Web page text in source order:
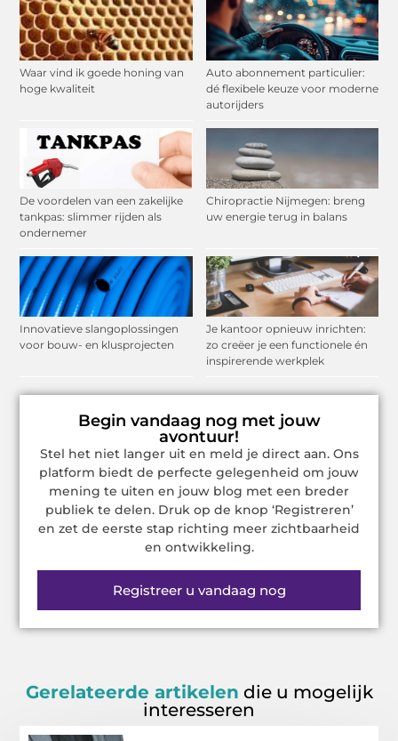
Waar vind ik goede honing van
hoge kwaliteit
Auto abonnement particulier:
dé flexibele keuze voor moderne
autorijders
De voordelen van een zakelijke
tankpas: slimmer rijden als
ondernemer
Chiropractie Nijmegen: breng
uw energie terug in balans
Innovatieve slangoplossingen
voor bouw- en klusprojecten
Je kantoor opnieuw inrichten:
zo creëer je een functionele én
inspirerende werkplek
Begin vandaag nog met jouw
avontuur!
Stel het niet langer uit en meld je direct aan. Ons
platform biedt de perfecte gelegenheid om jouw
mening te uiten en jouw blog met een breder
publiek te delen. Druk op de knop ‘Registreren’
en zet de eerste stap richting meer zichtbaarheid
en ontwikkeling.
Registreer u vandaag nog
Gerelateerde artikelen die u mogelijk
interesseren